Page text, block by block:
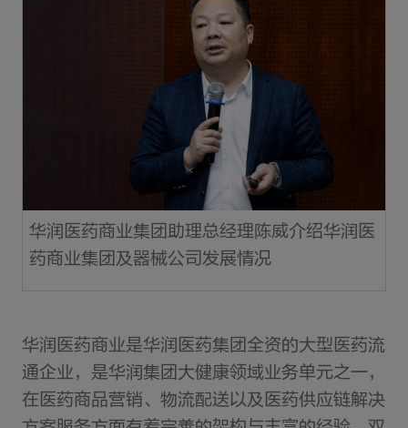
华润医药商业集团助理总经理陈威介绍华润医
药商业集团及器械公司发展情况
华润医药商业是华润医药集团全资的大型医药流
通企业，是华润集团大健康领域业务单元之一，
在医药商品营销、物流配送以及医药供应链解决